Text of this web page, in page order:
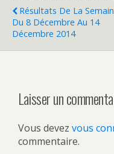
Résultats De La
Du 8 Décembre Au 14
Décembre 2014
Laisser un
Vous devez vous
commentaire.